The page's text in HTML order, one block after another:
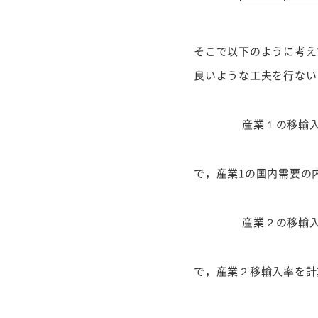
そこで以下のように考
良いような工夫を行な
産業１の移
で，産業1の国内需要の
産業２の移
で，産業２移輸入率を